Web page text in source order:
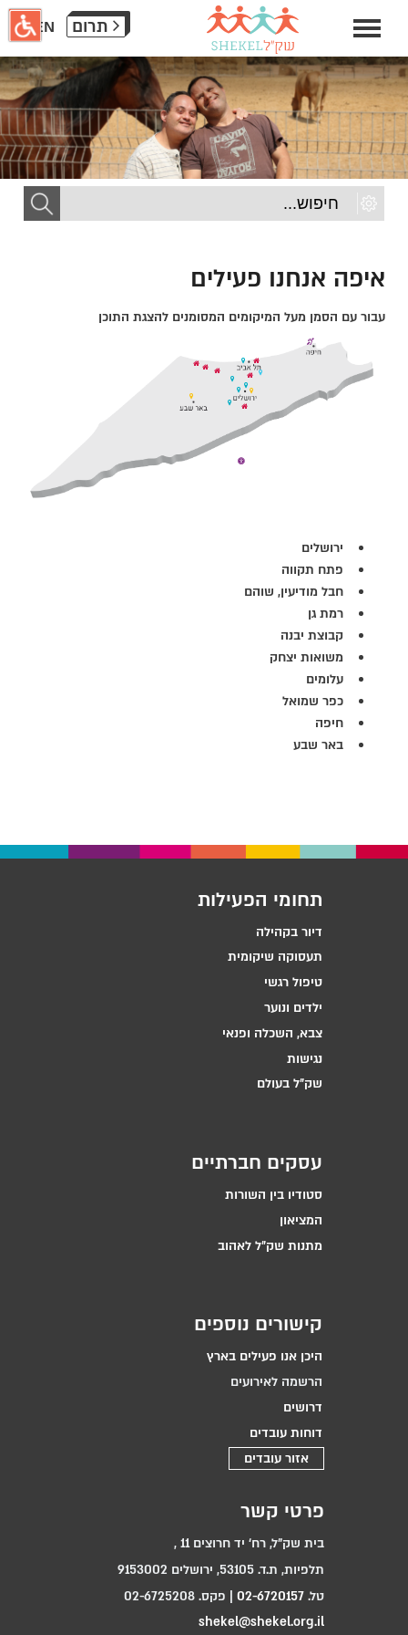
דף
אינטרנט,
לחץ
אנטר
כדי
לעבור
לאזור
תרום EN
איפה אנחנו פעילים
עבור עם הסמן מעל המיקומים המסומנים להצגת התוכן
ירושלים
פתח תקווה
חבל מודיעין, שוהם
רמת גן
קבוצת יבנה
משואות יצחק
עלומים
כפר שמואל
חיפה
באר שבע
תחומי הפעילות
דיור בקהילה
תעסוקה שיקומית
טיפול רגשי
ילדים ונוער
צבא, השכלה ופנאי
נגישות
שק״ל בעולם
עסקים חברתיים
סטודיו בין השורות
המציאון
מתנות שק״ל לאהוב
קישורים נוספים
היכן אנו פעילים בארץ
הרשמה לאירועים
דרושים
דוחות עובדים
אזור עובדים
פרטי קשר
בית שק"ל, רח‘ יד חרוצים 11 ,
תלפיות, ת.ד. 53105, ירושלים 9153002
טל.02-6720157 | פקס. 02-6725208
shekel@shekel.org.il